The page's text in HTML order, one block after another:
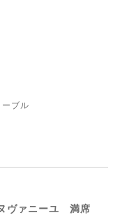
ブル
ヴァニーユ 満席